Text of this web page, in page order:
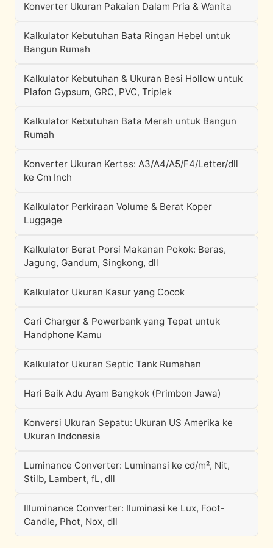
Konverter Ukuran Pakaian Dalam Pria & Wanita
Kalkulator Kebutuhan Bata Ringan Hebel untuk
Bangun Rumah
Kalkulator Kebutuhan & Ukuran Besi Hollow untuk
Plafon Gypsum, GRC, PVC, Triplek
Kalkulator Kebutuhan Bata Merah untuk Bangun
Rumah
Konverter Ukuran Kertas: A3/A4/A5/F4/Letter/dll
ke Cm Inch
Kalkulator Perkiraan Volume & Berat Koper
Luggage
Kalkulator Berat Porsi Makanan Pokok: Beras,
Jagung, Gandum, Singkong, dll
Kalkulator Ukuran Kasur yang Cocok
Cari Charger & Powerbank yang Tepat untuk
Handphone Kamu
Kalkulator Ukuran Septic Tank Rumahan
Hari Baik Adu Ayam Bangkok (Primbon Jawa)
Konversi Ukuran Sepatu: Ukuran US Amerika ke
Ukuran Indonesia
Luminance Converter: Luminansi ke cd/m², Nit,
Stilb, Lambert, fL, dll
Illuminance Converter: Iluminasi ke Lux, Foot-
Candle, Phot, Nox, dll